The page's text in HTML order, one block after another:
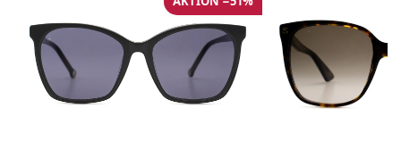
Prada
Alle Marken